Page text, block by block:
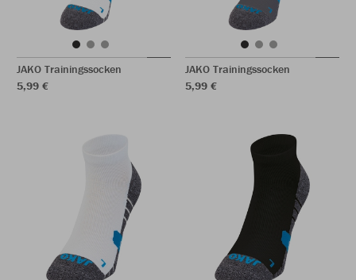
JAKO Trainingssocken
5,99 €
JAKO Trainingssocken
5,99 €